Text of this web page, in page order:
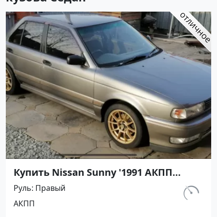
Купить Nissan Sunny '1991 АКПП
(1400/75 л.с.) Бензин инжектор
Воронежская цвет Серый Седан по
цене 420000 рублей, объявление
Руль Правый
АКПП